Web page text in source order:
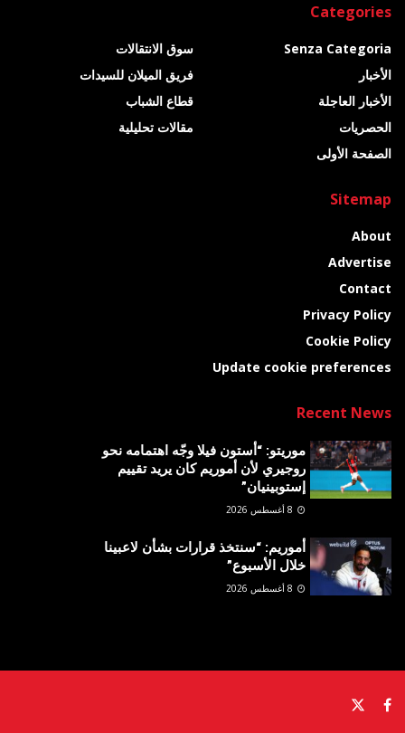
Categories
Senza Categoria
الأخبار
الأخبار العاجلة
الحصريات
الصفحة الأولى
سوق الانتقالات
فريق الميلان للسيدات
قطاع الشباب
مقالات تحليلية
Sitemap
About
Advertise
Contact
Privacy Policy
Cookie Policy
Update cookie preferences
Recent News
موريتو: “أستون فيلا وجّه اهتمامه نحو
روجيري لأن أموريم كان يريد تقييم
إستوبينيان”
أموريم: “سنتخذ قرارات بشأن لاعبينا
خلال الأسبوع”